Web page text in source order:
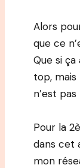
Alors
que ce
Que si
top,
n’est
Pour la
dans cet
mon